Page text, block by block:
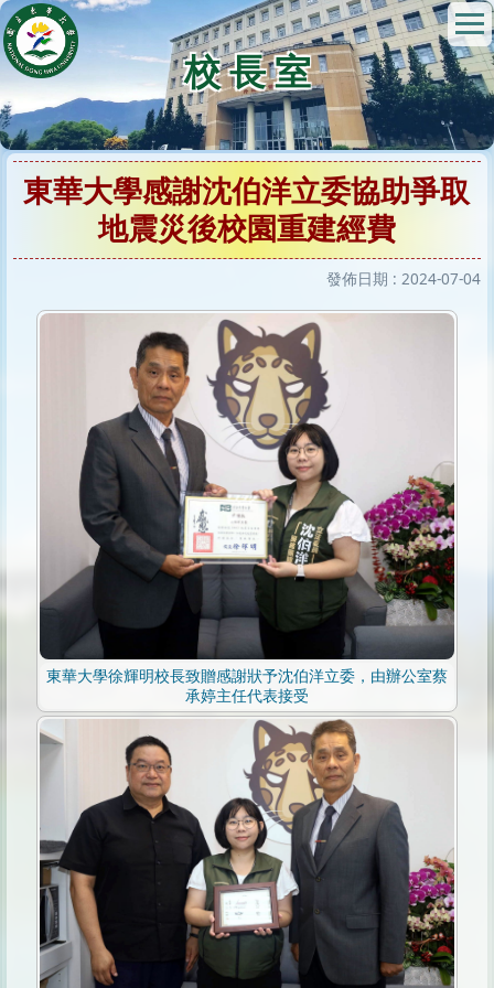
跳
到
主
要
內
容
區
校 長 室
東華大學感謝沈伯洋立委協助爭取
地震災後校園重建經費
發佈日期 : 2024-07-04
東華大學徐輝明校長致贈感謝狀予沈伯洋立委，由辦公室蔡
承婷主任代表接受